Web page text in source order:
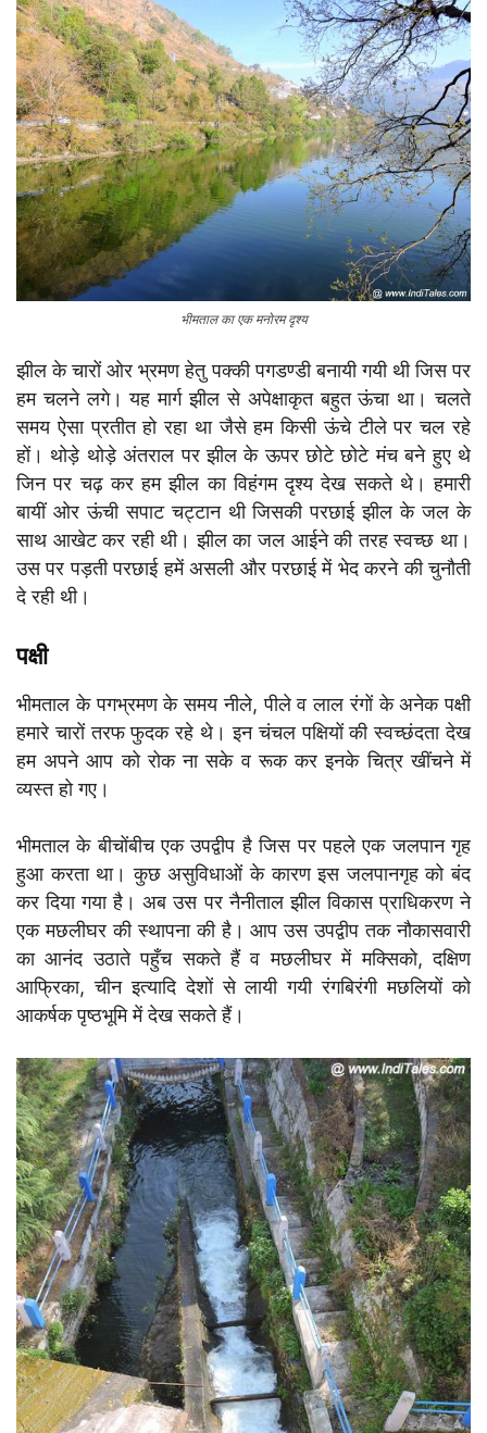
भीमताल का एक मनोरम दृश्य
झील के चारों ओर भ्रमण हेतु पक्की पगडण्डी बनायी गयी थी जिस पर
हम चलने लगे। यह मार्ग झील से अपेक्षाकृत बहुत ऊंचा था। चलते
समय ऐसा प्रतीत हो रहा था जैसे हम किसी ऊंचे टीले पर चल रहे
हों। थोड़े थोड़े अंतराल पर झील के ऊपर छोटे छोटे मंच बने हुए थे
जिन पर चढ़ कर हम झील का विहंगम दृश्य देख सकते थे। हमारी
बायीं ओर ऊंची सपाट चट्टान थी जिसकी परछाई झील के जल के
साथ आखेट कर रही थी। झील का जल आईने की तरह स्वच्छ था।
उस पर पड़ती परछाई हमें असली और परछाई में भेद करने की चुनौती
दे रही थी।
पक्षी
भीमताल के पगभ्रमण के समय नीले, पीले व लाल रंगों के अनेक पक्षी
हमारे चारों तरफ फुदक रहे थे। इन चंचल पक्षियों की स्वच्छंदता देख
हम अपने आप को रोक ना सके व रूक कर इनके चित्र खींचने में
व्यस्त हो गए।
भीमताल के बीचोंबीच एक उपद्वीप है जिस पर पहले एक जलपान गृह
हुआ करता था। कुछ असुविधाओं के कारण इस जलपानगृह को बंद
कर दिया गया है। अब उस पर नैनीताल झील विकास प्राधिकरण ने
एक मछलीघर की स्थापना की है। आप उस उपद्वीप तक नौकासवारी
का आनंद उठाते पहुँच सकते हैं व मछलीघर में मक्सिको, दक्षिण
आफ्रिका, चीन इत्यादि देशों से लायी गयी रंगबिरंगी मछलियों को
आकर्षक पृष्ठभूमि में देख सकते हैं।